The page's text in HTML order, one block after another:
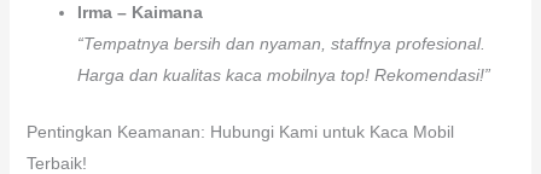
Irma – Kaimana
“Tempatnya bersih dan nyaman, staffnya profesional.
Harga dan kualitas kaca mobilnya top! Rekomendasi!”
Pentingkan Keamanan: Hubungi Kami untuk Kaca Mobil
Terbaik!